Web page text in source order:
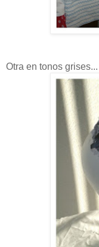
Otra en tonos grises...